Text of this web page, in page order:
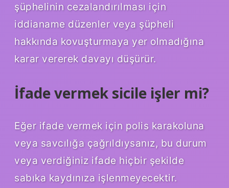
şüphelinin cezalandırılması için
iddianame düzenler veya şüpheli
hakkında kovuşturmaya yer olmadığına
karar vererek davayı düşürür.
İfade vermek sicile işler mi?
Eğer ifade vermek için polis karakoluna
veya savcılığa çağrıldıysanız, bu durum
veya verdiğiniz ifade hiçbir şekilde
sabıka kaydınıza işlenmeyecektir.